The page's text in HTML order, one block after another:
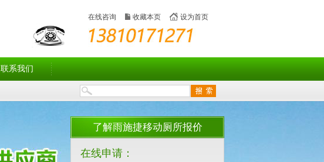
在线咨询 收藏本页 设为首页
联系我们
了解雨施捷移动厕所报价
在线申请：